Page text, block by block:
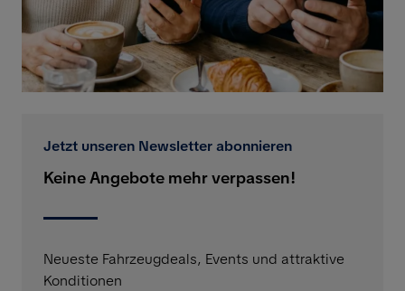
Jetzt unseren Newsletter abonnieren
Keine Angebote mehr verpassen!
Neueste Fahrzeugdeals, Events und attraktive
Konditionen